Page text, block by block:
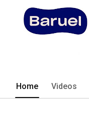
Home Videos